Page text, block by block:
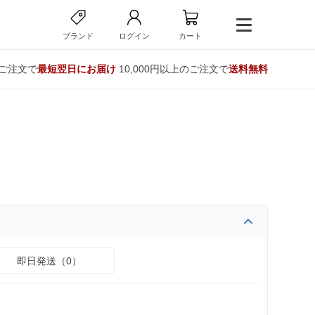
ブランド ログイン カート
注文で最短翌日にお届け10,000円以上のご注文で送料無料
即日発送（0）